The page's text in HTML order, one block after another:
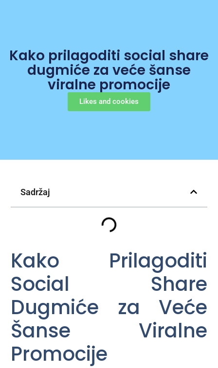
Kako prilagoditi social share
dugmiće za veće šanse
viralne promocije
Likes and cookies
Sadržaj
Kako Prilagoditi
Social Share
Dugmiće za Veće
Šanse Viralne
Promocije